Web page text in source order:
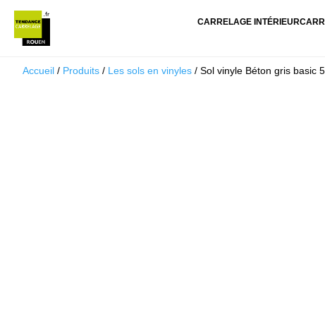
CARRELAGE INTÉRIEUR
Accueil / Produits / Les sols en vinyles / Sol vinyle Béton gris basic